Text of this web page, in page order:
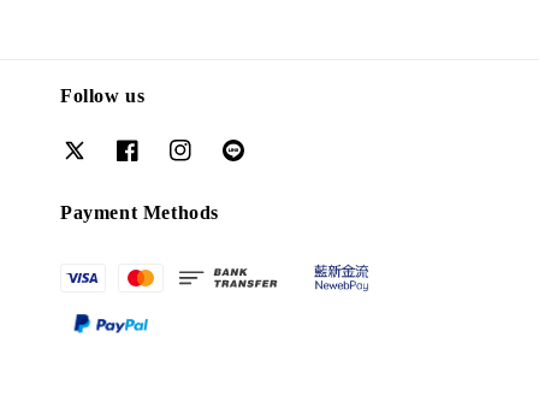
Follow us
Payment Methods